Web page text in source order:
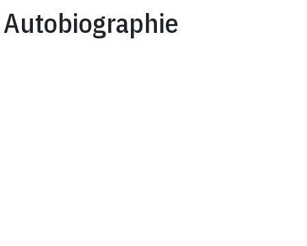
Autobiographie